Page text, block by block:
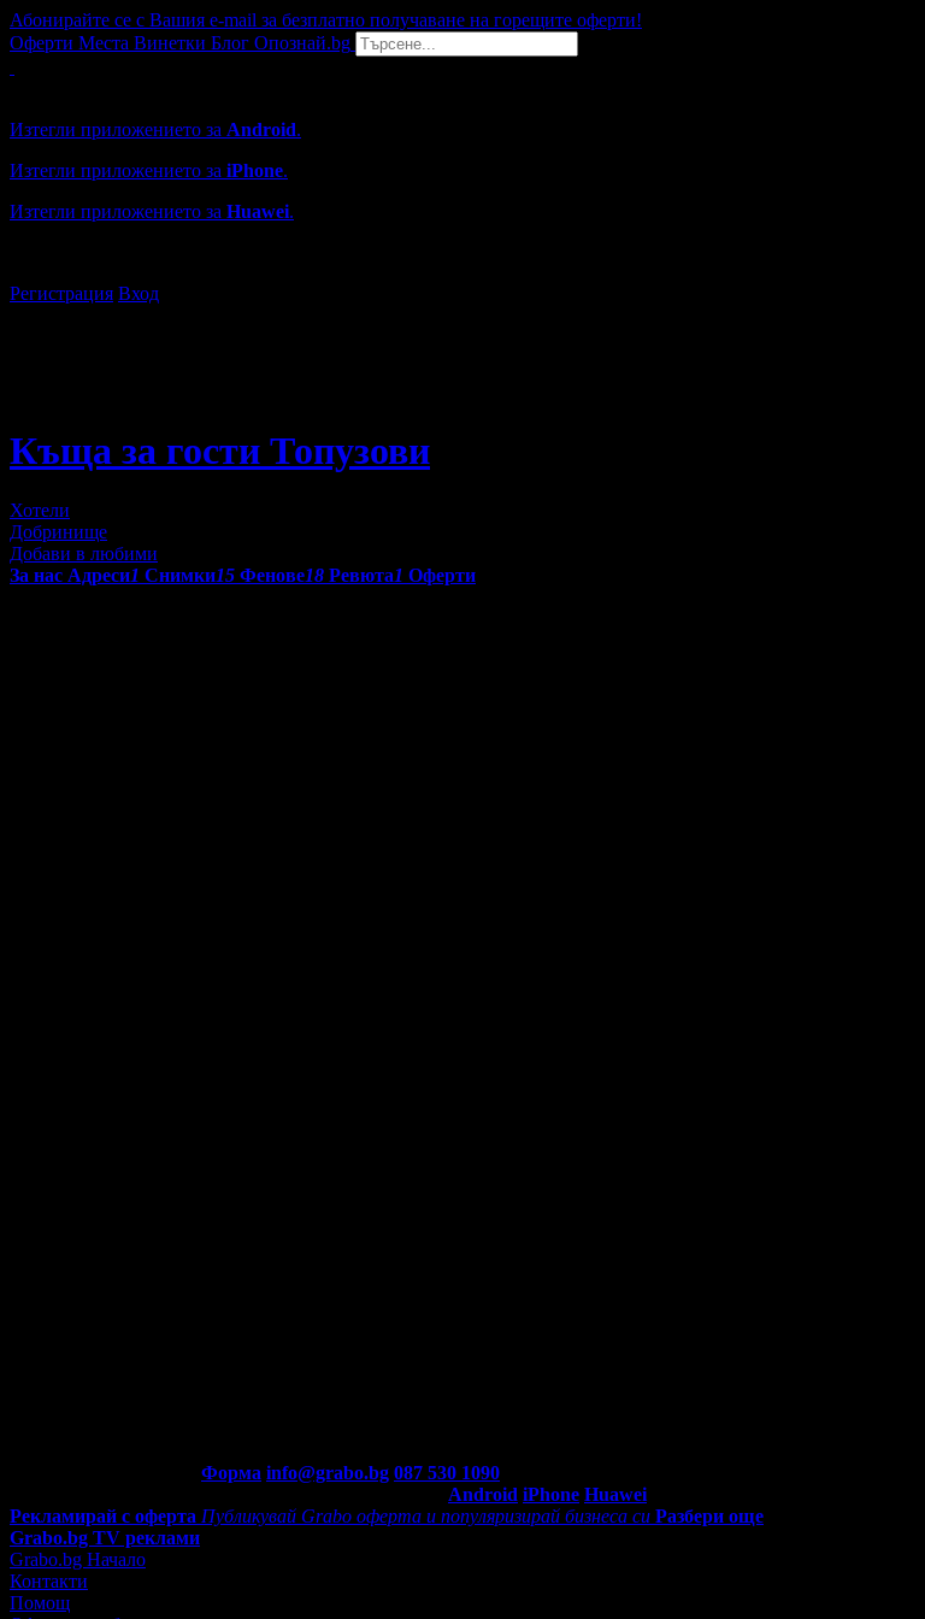
Абонирайте се с Вашия e-mail за безплатно получаване на горещите оферти!
Оферти Места Винетки Блог Опознай.bg
Изтегли приложението за Android.
Изтегли приложението за iPhone.
Изтегли приложението за Huawei.
Регистрация Вход
Къща за гости Топузови
Хотели
Добринище
Добави в любими
За нас Адреси1 Снимки15 Фенове18 Ревюта1 Оферти
Форма info@grabo.bg 087 530 1090
Android iPhone Huawei
Рекламирай с оферта Публикувай Grabo оферта и популяризирай бизнеса си Разбери още
Grabo.bg TV реклами
Grabo.bg Начало
Контакти
Помощ